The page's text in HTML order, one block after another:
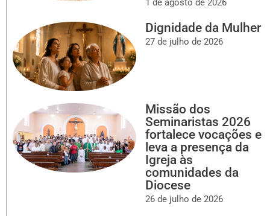
Dignidade da Mulher
27 de julho de 2026
Missão dos
Seminaristas 2026
fortalece vocações e
leva a presença da
Igreja às
comunidades da
Diocese
26 de julho de 2026